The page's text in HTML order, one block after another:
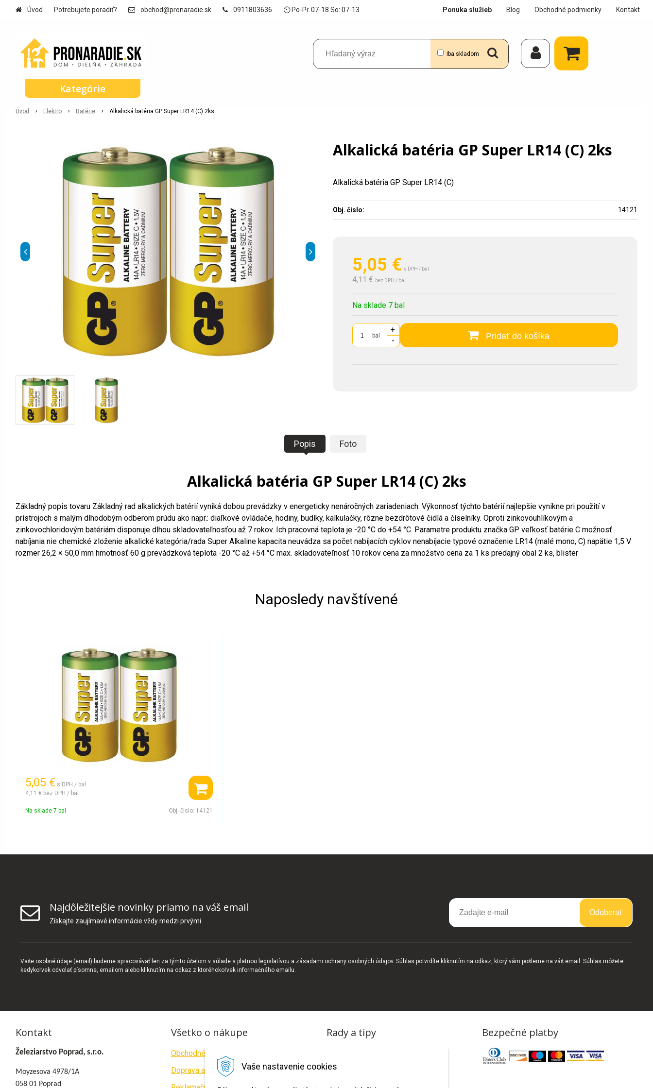
Vaše nastavenie cookies
Úvod Potrebujete poradiť? obchod@pronaradie.sk 0911803636 ⏲ Po-Pi: 07-18 So: 07-13
Iba skladom
Ponuka služieb Blog Obchodné podmienky Kontakt
Úvod Elektro Batérie Alkalická batéria GP Super LR14 (C) 2ks
Alkalická batéria GP Super LR14 (C) 2ks
5,05 € s DPH / bal
4,11 € bez DPH / bal
Na sklade 7 bal
bal
+
-
Pridať do košíka
Alkalická batéria GP Super LR14 (C)
Obj. čislo: 14121
Popis Foto
Alkalická batéria GP Super LR14 (C) 2ks
Základný popis tovaru Základný rad alkalických batérií vyniká dobou prevádzky v energeticky nenáročných zariadeniach. Výkonnosť týchto batérií najlepšie vynikne pri použití v
prístrojoch s malým dlhodobým odberom prúdu ako napr.: diaľkové ovládače, hodiny, budíky, kalkulačky, rôzne bezdrôtové čidlá a číselníky. Oproti zinkovouhlíkovým a
zinkovochloridovým batériám disponuje dlhou skladovateľnosťou až 7 rokov. Ich pracovná teplota je -20 °C do +54 °C. Parametre produktu značka GP veľkosť batérie C možnosť
nabíjania nie chemické zloženie alkalické kategória/rada Super Alkaline kapacita neuvádza sa počet nabíjacích cyklov nenabíjacie typové označenie LR14 (malé mono, C) napätie 1,5 V
rozmer 26,2 × 50,0 mm hmotnosť 60 g prevádzková teplota -20 °C až +54 °C max. skladovateľnosť 10 rokov cena za množstvo cena za 1 ks predajný obal 2 ks, blister
Naposledy navštívené
5,05 € s DPH / bal
4,11 € bez DPH / bal
Na sklade 7 bal Obj. čislo: 14121
Kategórie
Najdôležitejšie novinky priamo na váš email
Získajte zaujímavé informácie vždy medzi prvými
Odoberať
Vaše osobné údaje (email) budeme spracovávať len za týmto účelom v súlade s platnou legislatívou a zásadami ochrany osobných údajov. Súhlas potvrdíte kliknutím na odkaz, ktorý vám pošleme na váš email. Súhlas môžete
kedykoľvek odvolať písomne, emailom alebo kliknutím na odkaz z ktoréhokoľvek informačného emailu.
Kontakt
Železiarstvo Poprad, s.r.o.
Moyzesova 4978/1A
058 01 Poprad
Všetko o nákupe
Obchodné podmienky
Doprava a platba
Rady a tipy Bezpečné platby